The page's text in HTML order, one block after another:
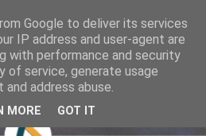
Google to deliver its services
IP address and user-agent are
with performance and security
of service, generate usage
address abuse.
MORE GOT IT